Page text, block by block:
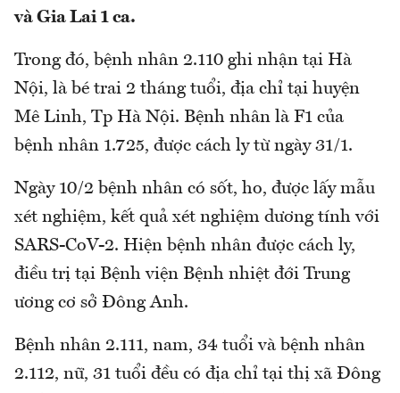
và Gia Lai 1 ca.
Trong đó, bệnh nhân 2.110 ghi nhận tại Hà
Nội, là bé trai 2 tháng tuổi, địa chỉ tại huyện
Mê Linh, Tp Hà Nội. Bệnh nhân là F1 của
bệnh nhân 1.725, được cách ly từ ngày 31/1.
Ngày 10/2 bệnh nhân có sốt, ho, được lấy mẫu
xét nghiệm, kết quả xét nghiệm dương tính với
SARS-CoV-2. Hiện bệnh nhân được cách ly,
điều trị tại Bệnh viện Bệnh nhiệt đới Trung
ương cơ sở Đông Anh.
Bệnh nhân 2.111, nam, 34 tuổi và bệnh nhân
2.112, nữ, 31 tuổi đều có địa chỉ tại thị xã Đông